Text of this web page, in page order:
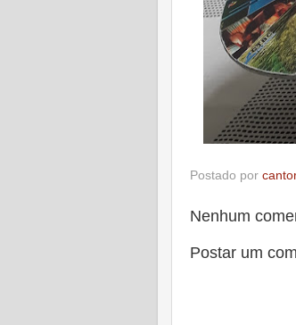
Postado por
Nenhum
Postar um